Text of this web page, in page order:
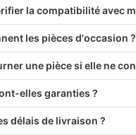
la compatibilité avec
les pièces d'occasion ?
une pièce si elle ne
elles garanties ?
délais de livraison ?